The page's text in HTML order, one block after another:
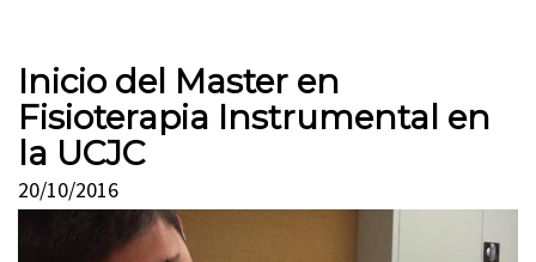
Inicio del Master en
Fisioterapia Instrumental en
la UCJC
20/10/2016